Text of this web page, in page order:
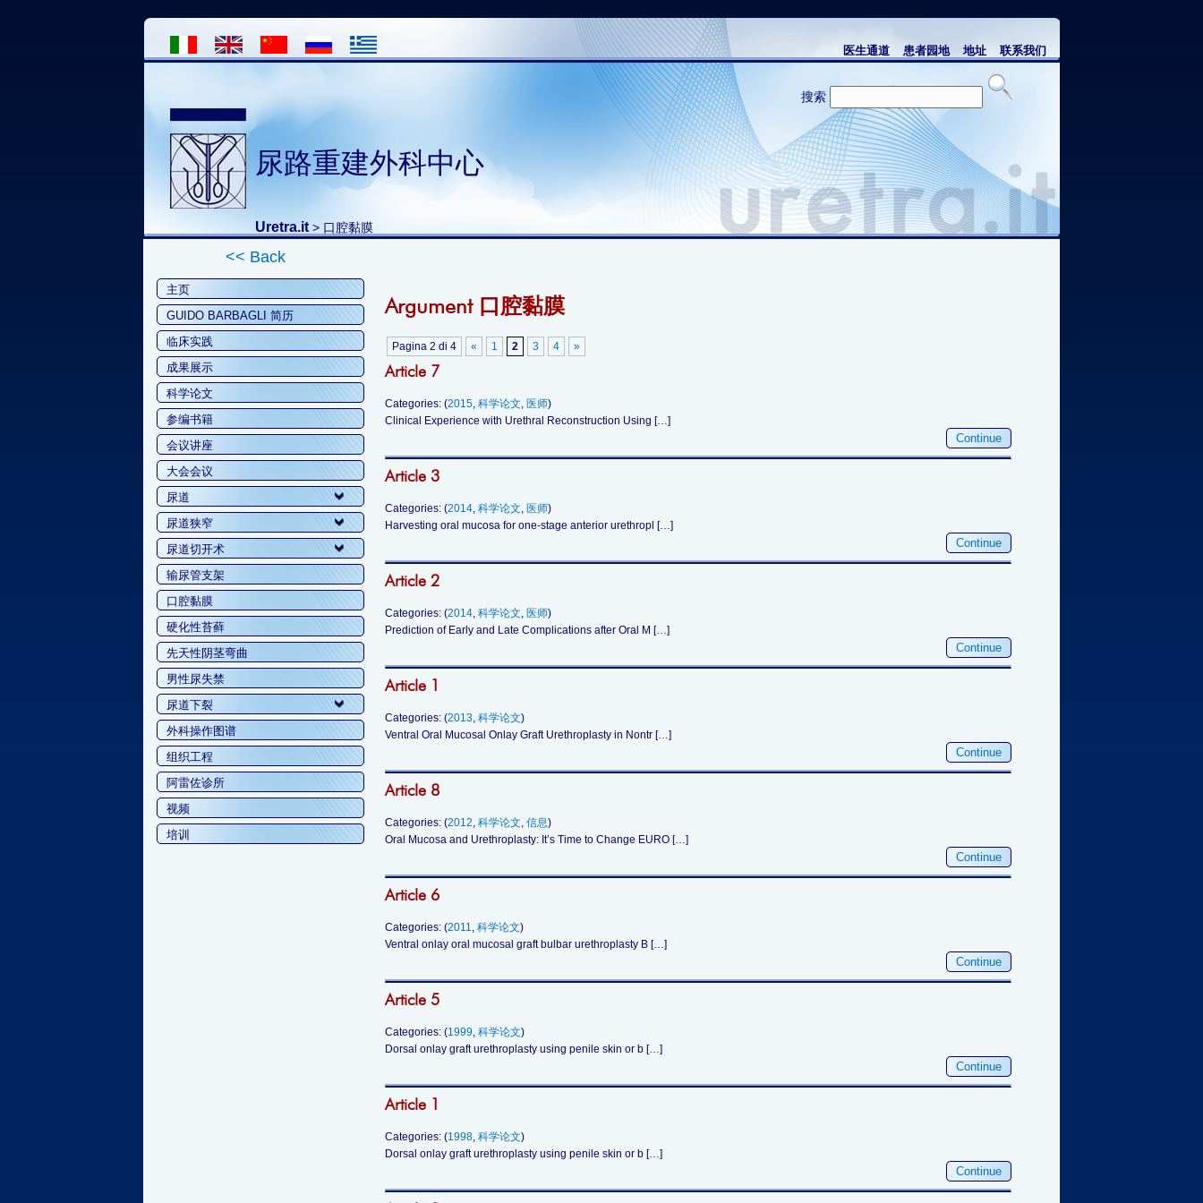
联系我们
地址
患者园地
医生通道
搜索
尿路重建外科中心
Uretra.it > 口腔黏膜
<< Back
主页
GUIDO BARBAGLI 简历
临床实践
成果展示
科学论文
参编书籍
会议讲座
大会会议
尿道
尿道狭窄
尿道切开术
输尿管支架
口腔黏膜
硬化性苔藓
先天性阴茎弯曲
男性尿失禁
尿道下裂
外科操作图谱
组织工程
阿雷佐诊所
视频
培训
Argument 口腔黏膜
Pagina 2 di 4 « 1 2 3 4 »
Article 7
Categories: (2015, 科学论文, 医师)
Clinical Experience with Urethral Reconstruction Using […]
Continue
Article 3
Categories: (2014, 科学论文, 医师)
Harvesting oral mucosa for one-stage anterior urethropl […]
Continue
Article 2
Categories: (2014, 科学论文, 医师)
Prediction of Early and Late Complications after Oral M […]
Continue
Article 1
Categories: (2013, 科学论文)
Ventral Oral Mucosal Onlay Graft Urethroplasty in Nontr […]
Continue
Article 8
Categories: (2012, 科学论文, 信息)
Oral Mucosa and Urethroplasty: It’s Time to Change EURO […]
Continue
Article 6
Categories: (2011, 科学论文)
Ventral onlay oral mucosal graft bulbar urethroplasty B […]
Continue
Article 5
Categories: (1999, 科学论文)
Dorsal onlay graft urethroplasty using penile skin or b […]
Continue
Article 1
Categories: (1998, 科学论文)
Dorsal onlay graft urethroplasty using penile skin or b […]
Continue